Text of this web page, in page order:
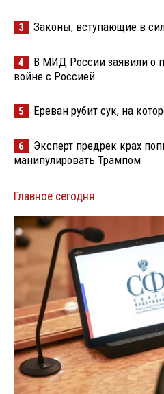
3 Законы, вступающие в
4
В МИД России заявили о
войне с Россией
5 Ереван рубит сук, на
6
Эксперт предрек крах
манипулировать Трампом
Главное сегодня